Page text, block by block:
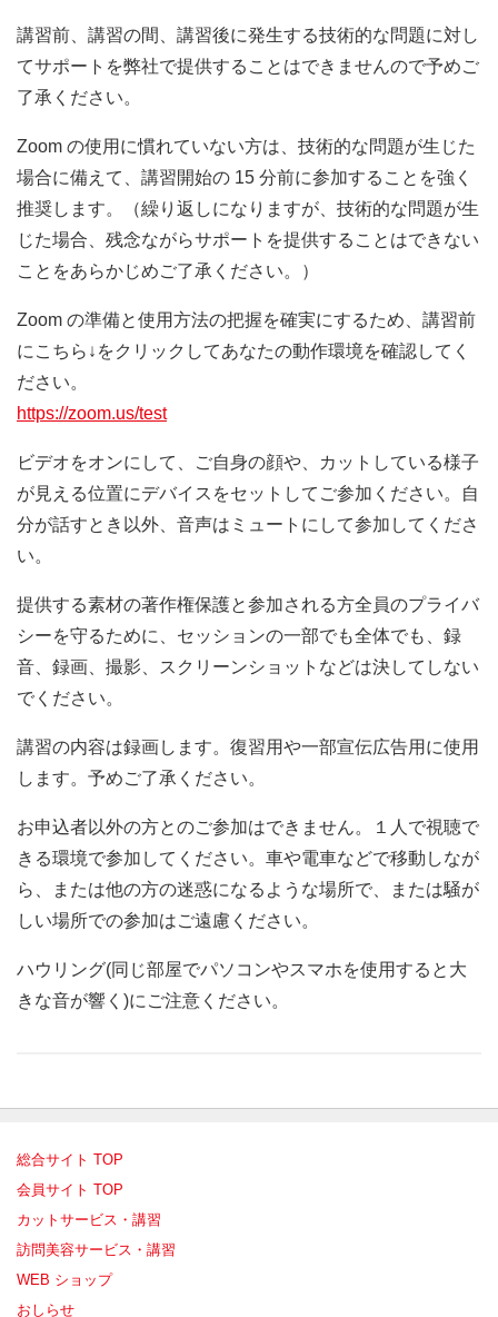
講習前、講習の間、講習後に発生する技術的な問題に対し
てサポートを弊社で提供することはできませんので予めご
了承ください。
Zoom の使用に慣れていない方は、技術的な問題が生じた
場合に備えて、講習開始の 15 分前に参加することを強く
推奨します。（繰り返しになりますが、技術的な問題が生
じた場合、残念ながらサポートを提供することはできない
ことをあらかじめご了承ください。）
Zoom の準備と使用方法の把握を確実にするため、講習前
にこちら↓をクリックしてあなたの動作環境を確認してく
ださい。
https://zoom.us/test
ビデオをオンにして、ご自身の顔や、カットしている様子
が見える位置にデバイスをセットしてご参加ください。自
分が話すとき以外、音声はミュートにして参加してくださ
い。
提供する素材の著作権保護と参加される方全員のプライバ
シーを守るために、セッションの一部でも全体でも、録
音、録画、撮影、スクリーンショットなどは決してしない
でください。
講習の内容は録画します。復習用や一部宣伝広告用に使用
します。予めご了承ください。
お申込者以外の方とのご参加はできません。１人で視聴で
きる環境で参加してください。車や電車などで移動しなが
ら、または他の方の迷惑になるような場所で、または騒が
しい場所での参加はご遠慮ください。
ハウリング(同じ部屋でパソコンやスマホを使用すると大
きな音が響く)にご注意ください。
総合サイト TOP
会員サイト TOP
カットサービス・講習
訪問美容サービス・講習
WEB ショップ
おしらせ